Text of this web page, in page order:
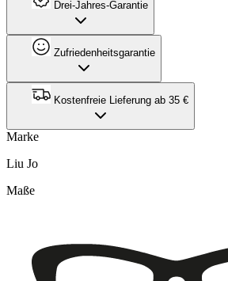
Drei-Jahres-Garantie
Zufriedenheitsgarantie
Kostenfreie Lieferung ab 35 €
Marke
Liu Jo
Maße